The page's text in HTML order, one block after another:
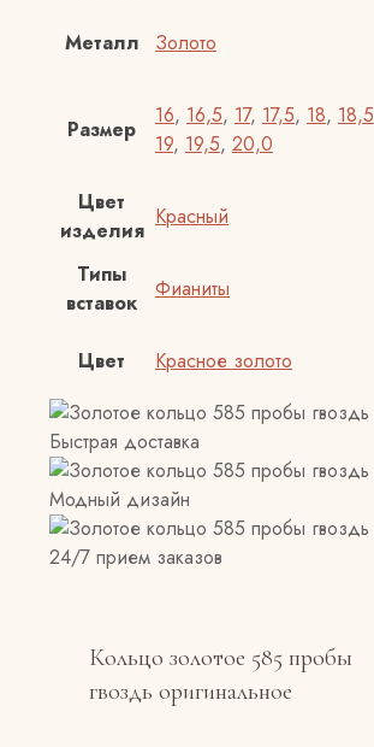
Металл Золото
Размер
16, 16,5, 17, 17,5, 18, 18,5
19, 19,5, 20,0
Цвет
изделия
Красный
Типы
вставок
Фианиты
Цвет Красное золото
Быстрая доставка
Модный дизайн
24/7 прием заказов
Кольцо золотое 585 пробы
гвоздь оригинальное